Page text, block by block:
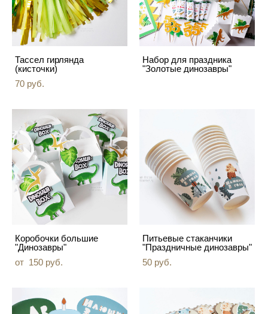
Тассел гирлянда
(кисточки)
70 pуб.
Набор для праздника
"Золотые динозавры"
Коробочки большие
"Динозавры"
от 150 pуб.
Питьевые стаканчики
"Праздничные динозавры"
50 pуб.